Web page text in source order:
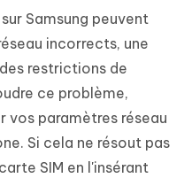
Samsung peuvent
incorrects, une
restrictions de
ce problème,
vos paramètres réseau
Si cela ne résout pas
SIM en l'insérant